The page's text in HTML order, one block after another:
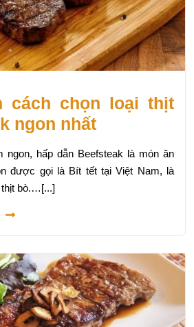
cách chọn loại thịt
ngon nhất
ngon, hấp dẫn Beefsteak là món ăn
được gọi là Bít tết tại Việt Nam, là
bò.…[...]